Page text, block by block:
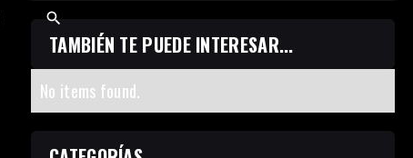
TAMBIÉN TE PUEDE INTERESAR...
No items found.